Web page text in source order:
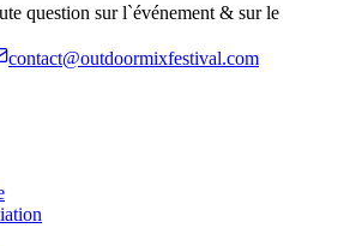
question sur l`événement & sur le
contact@outdoormixfestival.com